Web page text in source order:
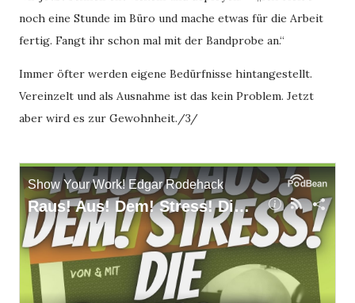
noch eine Stunde im Büro und mache etwas für die Arbeit
fertig. Fangt ihr schon mal mit der Bandprobe an.“
Immer öfter werden eigene Bedürfnisse hintangestellt.
Vereinzelt und als Ausnahme ist das kein Problem. Jetzt
aber wird es zur Gewohnheit./3/